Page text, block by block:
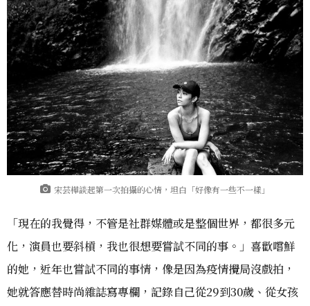
宋芸樺談起第一次拍攝的心情，坦白「好像有一些不一樣」
「現在的我覺得，不管是社群媒體或是整個世界，都很多元
化，演員也要斜槓，我也很想要嘗試不同的事。」喜歡嚐鮮
的她，近年也嘗試不同的事情，像是因為疫情攪局沒戲拍，
她就答應替時尚雜誌寫專欄，記錄自己從29到30歲、從女孩